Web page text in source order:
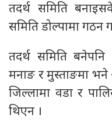
तदर्थ समिति
समिति डोल्पामा गठन
तदर्थ समिति
मनाङ र मुस्ताङमा
जिल्लामा वडा र
थिएन ।